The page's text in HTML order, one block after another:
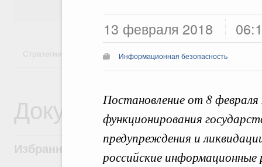
13 февраля 2018
Информационная безопасность
Постановление от 8
функционирования
предупреждения и
российские информационные
Стратегии Государственные программы
Документы
Избранные документы со справками к